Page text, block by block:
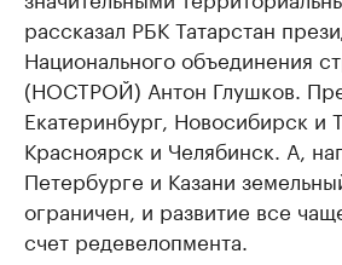
рассказал РБК Татарстан
Национального объединения
(НОСТРОЙ) Антон Глушков.
Екатеринбург, Новосибирск и
Красноярск и Челябинск. А,
Петербурге и Казани
ограничен, и развитие все
счет редевелопмента.